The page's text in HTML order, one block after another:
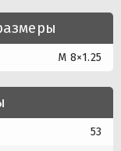
M 8×1.25
53